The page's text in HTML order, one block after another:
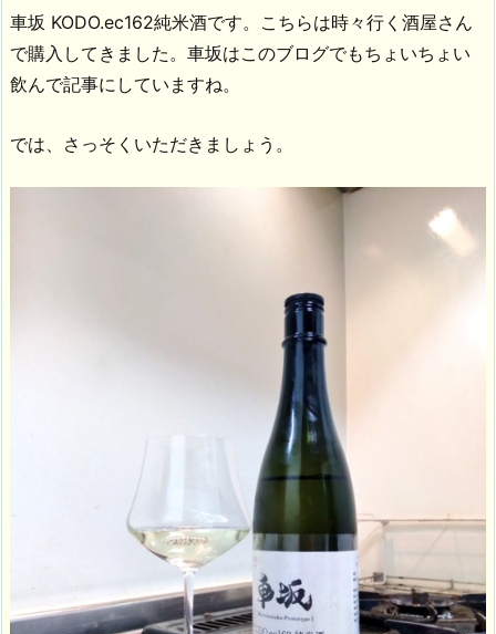
車坂 KODO.ec162純米酒です。こちらは時々行く酒屋さん
で購入してきました。車坂はこのブログでもちょいちょい
飲んで記事にしていますね。
では、さっそくいただきましょう。